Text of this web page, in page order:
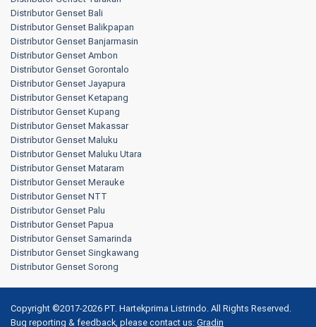
Distributor Genset Bali
Distributor Genset Balikpapan
Distributor Genset Banjarmasin
Distributor Genset Ambon
Distributor Genset Gorontalo
Distributor Genset Jayapura
Distributor Genset Ketapang
Distributor Genset Kupang
Distributor Genset Makassar
Distributor Genset Maluku
Distributor Genset Maluku Utara
Distributor Genset Mataram
Distributor Genset Merauke
Distributor Genset NTT
Distributor Genset Palu
Distributor Genset Papua
Distributor Genset Samarinda
Distributor Genset Singkawang
Distributor Genset Sorong
Copyright ©2017-2026 PT. Hartekprima Listrindo. All Rights Reserved.
Bug reporting & feedback, please contact us: Gradin